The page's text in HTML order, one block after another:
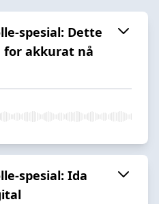
spesial: Dette
for akkurat nå
spesial: Ida